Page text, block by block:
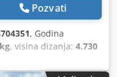
Pozvati
, Godina
, visina dizanja: 4.730
jarma:triplex,